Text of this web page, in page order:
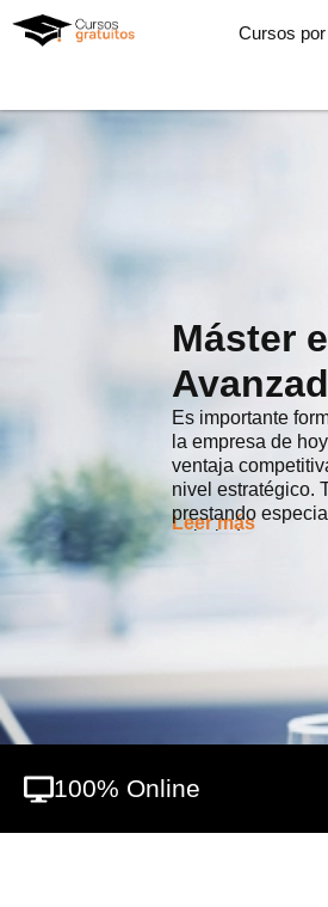
Cursos
Máster
Es importante
la empresa de
ventaja
nivel estratégico.
prestando
trabajadores.
Leer más
100% Online